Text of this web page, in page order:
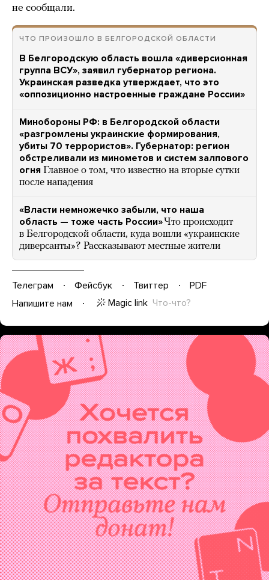
не сообщали.
ЧТО ПРОИЗОШЛО В БЕЛГОРОДСКОЙ ОБЛАСТИ
В Белгородскую область вошла «диверсионная
группа ВСУ», заявил губернатор региона.
Украинская разведка утверждает, что это
«оппозиционно настроенные граждане России»
Минобороны РФ: в Белгородской области
«разгромлены украинские формирования,
убиты 70 террористов». Губернатор: регион
обстреливали из минометов и систем залпового
огня Главное о том, что известно на вторые сутки
после нападения
«Власти немножечко забыли, что наша
область — тоже часть России»Что происходит
в Белгородской области, куда вошли «украинские
диверсанты»? Рассказывают местные жители
Телеграм Фейсбук Твиттер
PDF
Напишите нам
Magic link Что-что?